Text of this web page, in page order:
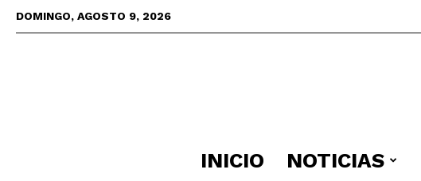
DOMINGO, AGOSTO 9, 2026
INICIO NOTICIAS